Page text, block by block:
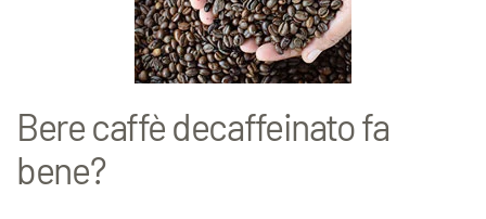
Bere caffè decaffeinato fa
bene?